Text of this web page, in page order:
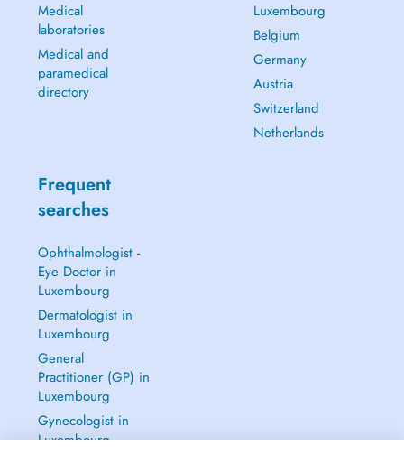
Medical
laboratories
Medical and
paramedical
directory
Luxembourg
Belgium
Germany
Austria
Switzerland
Netherlands
Frequent
searches
Ophthalmologist -
Eye Doctor in
Luxembourg
Dermatologist in
Luxembourg
General
Practitioner (GP) in
Luxembourg
Gynecologist in
Luxembourg